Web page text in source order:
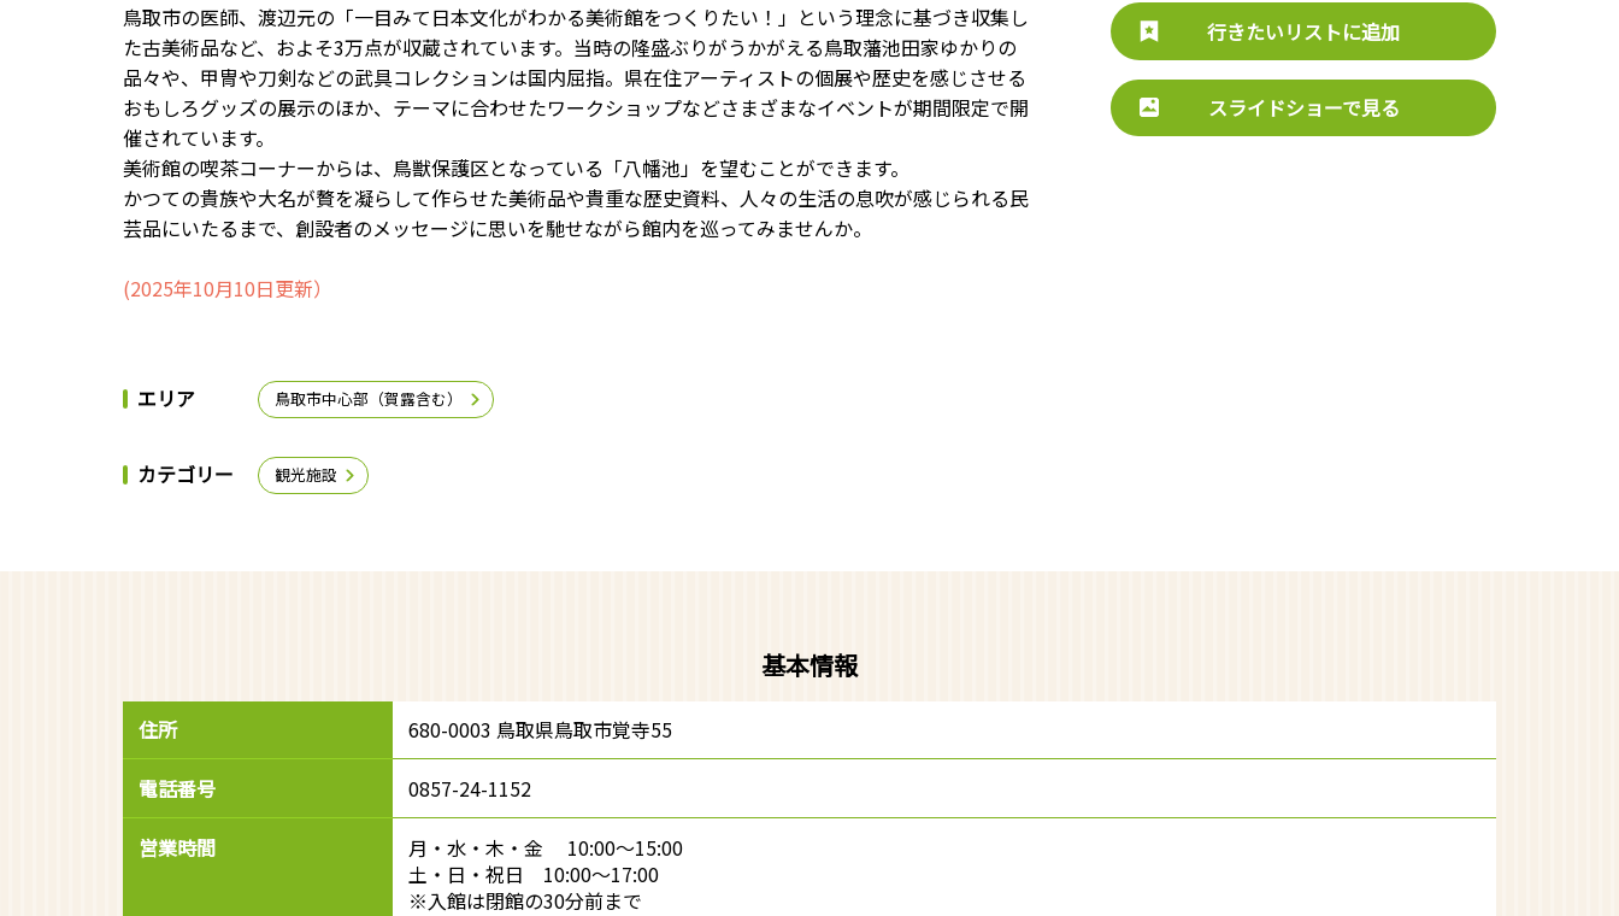
鳥取市の医師、渡辺元の「一目みて日本文化がわかる美術館をつくりたい！」という理念に基づき収集し
た古美術品など、およそ3万点が収蔵されています。当時の隆盛ぶりがうかがえる鳥取藩池田家ゆかりの
品々や、甲冑や刀剣などの武具コレクションは国内屈指。県在住アーティストの個展や歴史を感じさせる
おもしろグッズの展示のほか、テーマに合わせたワークショップなどさまざまなイベントが期間限定で開
催されています。
美術館の喫茶コーナーからは、鳥獣保護区となっている「八幡池」を望むことができます。
かつての貴族や大名が贅を凝らして作らせた美術品や貴重な歴史資料、人々の生活の息吹が感じられる民
芸品にいたるまで、創設者のメッセージに思いを馳せながら館内を巡ってみませんか。
(2025年10月10日更新）
エリア 鳥取市中心部（賀露含む）
カテゴリー 観光施設
行きたいリストに追加
スライドショーで見る
基本情報
住所 680-0003 鳥取県鳥取市覚寺55
電話番号 0857-24-1152
営業時間
月・水・木・金 10:00〜15:00
土・日・祝日 10:00〜17:00
※入館は閉館の30分前まで